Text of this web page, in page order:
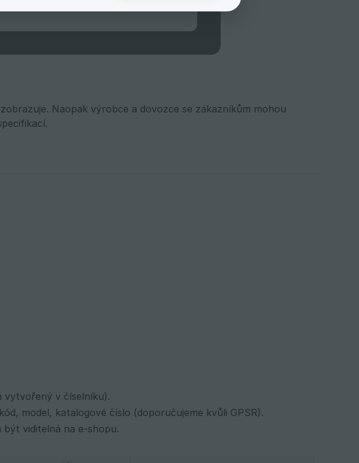
Naopak výrobce a dovozce se zákazníkům mohou
vytvořený v číselníku).
model, katalogové číslo (doporučujeme kvůli GPSR).
viditelná na e-shopu.